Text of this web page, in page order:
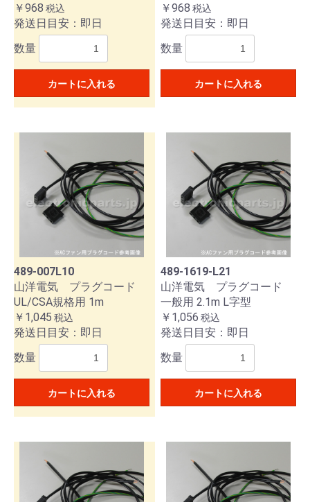
￥968 税込
発送日目安：即日
数量
カートに入れる
￥968 税込
発送日目安：即日
数量
カートに入れる
489-007L10
山洋電気 プラグコード
UL/CSA規格用 1m
￥1,045 税込
発送日目安：即日
数量
カートに入れる
489-1619-L21
山洋電気 プラグコード
一般用 2.1m L字型
￥1,056 税込
発送日目安：即日
数量
カートに入れる
お買い物を続ける カートへ進む